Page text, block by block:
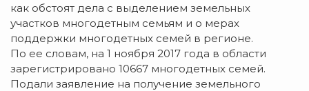
как обстоят дела с выделением земельных
участков многодетным семьям и о мерах
поддержки многодетных семей в регионе.
По ее словам, на 1 ноября 2017 года в области
зарегистрировано 10667 многодетных семей.
Подали заявление на получение земельного